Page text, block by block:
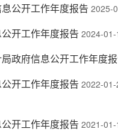
公开工作年度报告 2025-
开工作年度报告 2024-01-
政府信息公开工作年度
开工作年度报告 2022-
开工作年度报告 2021-01-